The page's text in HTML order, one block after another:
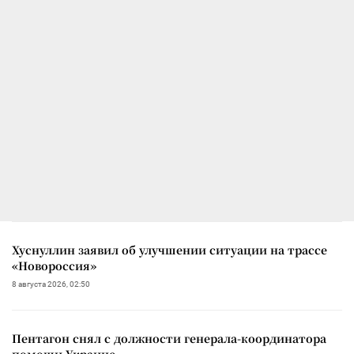
Хуснуллин заявил об улучшении ситуации на трассе
«Новороссия»
8 августа 2026, 02:50
Пентагон снял с должности генерала-координатора